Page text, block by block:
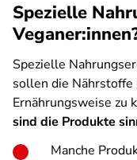
Spezielle
Spezielle
sollen die
Ernährungsweise zu
sind die Produkte
Manche